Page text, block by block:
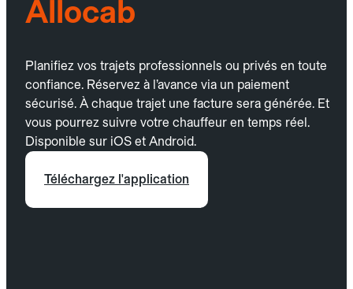
Allocab
Planifiez vos trajets professionnels ou privés en toute
confiance. Réservez à l’avance via un paiement
sécurisé. À chaque trajet une facture sera générée. Et
vous pourrez suivre votre chauffeur en temps réel.
Disponible sur iOS et Android.
Téléchargez l'application